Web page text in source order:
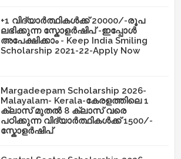
+1 വിദ്യാർത്ഥികൾക്ക് 20000/-രൂപ
ലഭിക്കുന്ന സ്കോളർഷിപ് -ഇപ്പോൾ
അപേക്ഷിക്കാം - Keep India Smiling
Scholarship 2021-22-Apply Now
Margadeepam Scholarship 2026-
Malayalam- Kerala-കേരളത്തിലെ 1
ക്ലാസ് മുതൽ 8 ക്ലാസ് വരെ
പഠിക്കുന്ന വിദ്യാർത്ഥികൾക്ക് 1500/-
സ്കോളർഷിപ്